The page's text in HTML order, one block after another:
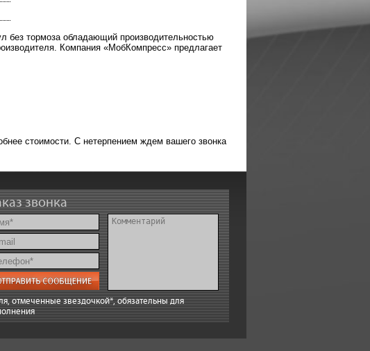
без тормоза обладающий производительностью
Компания «МобКомпресс» предлагает
стоимости. С нетерпением ждем вашего звонка
звонка
отмеченные звездочкой*, обязательны для